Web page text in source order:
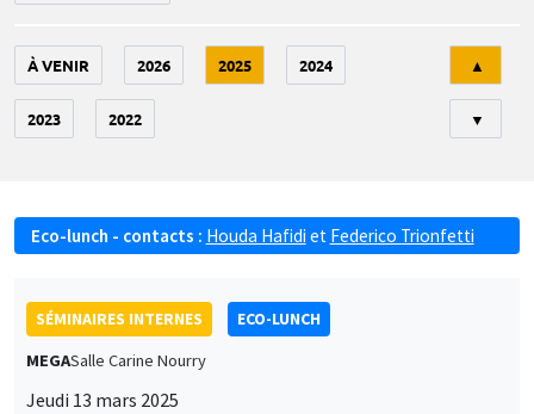
À VENIR 2026 2025 2024
2023 2022
▲
▼
Eco-lunch - contacts : Houda Hafidi et Federico Trionfetti
SÉMINAIRES INTERNES
ECO-LUNCH
MEGASalle Carine Nourry
Jeudi 13 mars 2025